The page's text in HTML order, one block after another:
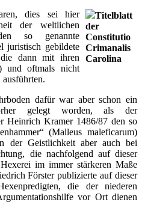
Titelblatt
der
Constitutio
Crimanalis
Carolina
dies sei hier
der weltlichen
so genannte
juristisch gebildete
die dann mit ihren
und oftmals nicht
dafür war aber schon ein
gelegt worden, als der
Heinrich Kramer 1486/87 den so
(Malleus maleficarum)
der Geistlichkeit aber auch bei
die nachfolgend auf dieser
im immer stärkeren Maße
Förster publizierte auf dieser
die der niederen
vor Ort dienen